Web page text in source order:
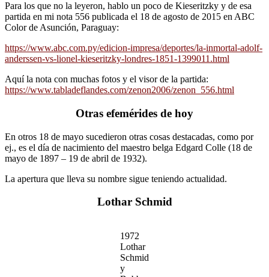
Para los que no la leyeron, hablo un poco de Kieseritzky y de esa
partida en mi nota 556 publicada el 18 de agosto de 2015 en ABC
Color de Asunción, Paraguay:
https://www.abc.com.py/edicion-impresa/deportes/la-inmortal-adolf-
anderssen-vs-lionel-kieseritzky-londres-1851-1399011.html
Aquí la nota con muchas fotos y el visor de la partida:
https://www.tabladeflandes.com/zenon2006/zenon_556.html
Otras efemérides de hoy
En otros 18 de mayo sucedieron otras cosas destacadas, como por
ej., es el día de nacimiento del maestro belga Edgard Colle (18 de
mayo de 1897 – 19 de abril de 1932).
La apertura que lleva su nombre sigue teniendo actualidad.
Lothar Schmid
1972
Lothar
Schmid
y